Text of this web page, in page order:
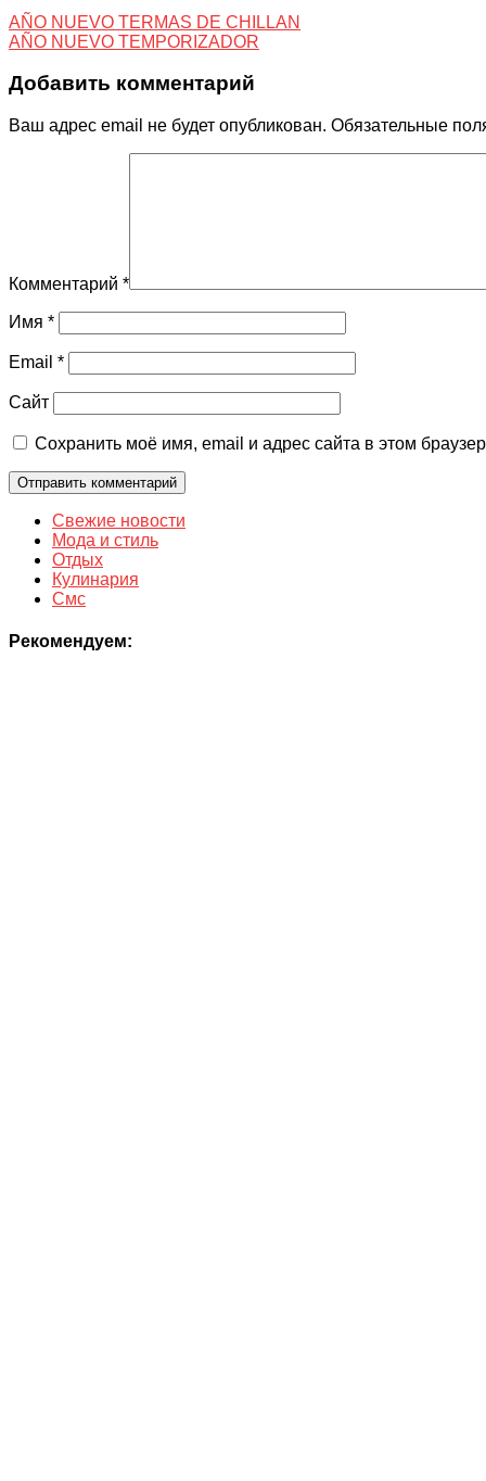
AÑO NUEVO TERMAS DE CHILLAN
AÑO NUEVO TEMPORIZADOR
Добавить комментарий
Ваш адрес email не будет опубликован. Обязательные
Комментарий *
Имя *
Email *
Сайт
Сохранить моё имя, email и адрес сайта в этом
Свежие новости
Мода и стиль
Отдых
Кулинария
Смс
Рекомендуем: